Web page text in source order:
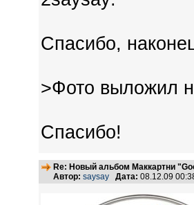
Спасибо,
>Фото выложил
Спасибо!
Re: Новый альбом Маккартни
Автор: saysay Дата: 08.12.09